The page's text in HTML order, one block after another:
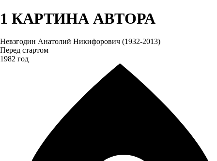
1 КАРТИНА АВТОРА
Невзгодин Анатолий Никифорович (1932-2013)
Перед стартом
1982 год